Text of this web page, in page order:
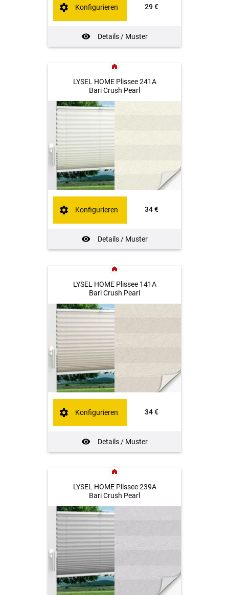
29 €
Details / Muster
Konfigurieren
LYSEL HOME Plissee 241A
Bari Crush Pearl
34 €
Details / Muster
Konfigurieren
LYSEL HOME Plissee 141A
Bari Crush Pearl
34 €
Details / Muster
Konfigurieren
LYSEL HOME Plissee 239A
Bari Crush Pearl